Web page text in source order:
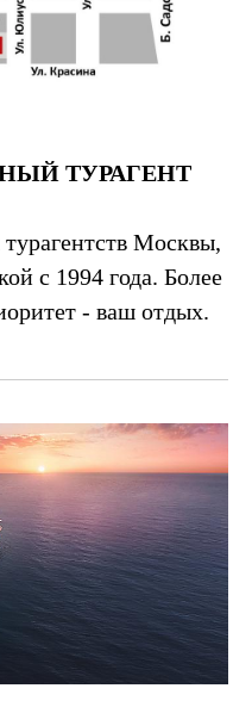
ТУРАГЕНТ
Москвы,
с 1994 года. Более
- ваш отдых.